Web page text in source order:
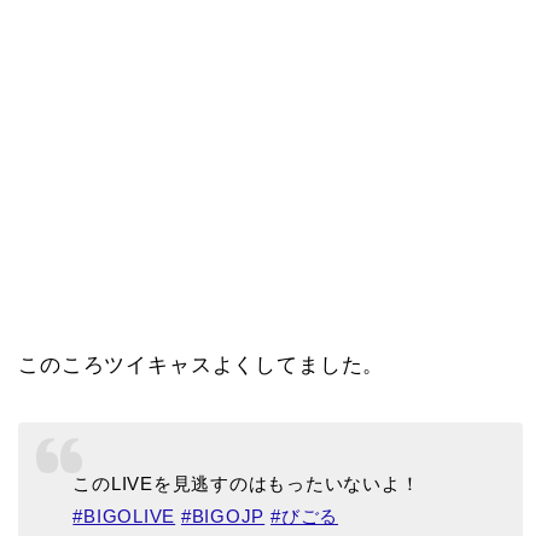
このころツイキャスよくしてました。
このLIVEを見逃すのはもったいないよ！
#BIGOLIVE #BIGOJP #びごる